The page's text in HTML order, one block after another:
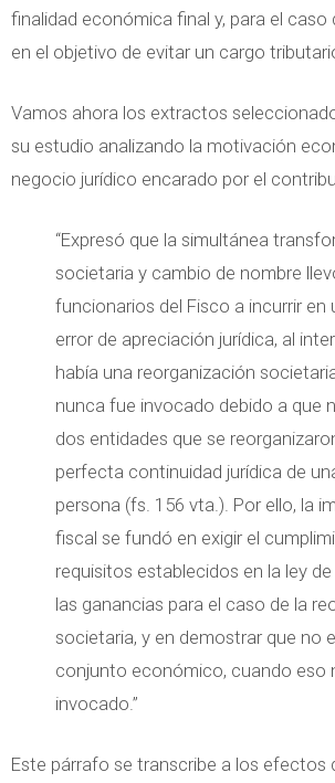
finalidad económica final y, para el
en el objetivo de evitar un cargo
Vamos ahora los extractos
su estudio analizando la motivación
negocio jurídico encarado por el
“Expresó que la simultánea
societaria y cambio de nombre
funcionarios del Fisco a incurrir en
error de apreciación jurídica, al
había una reorganización
nunca fue invocado debido a que
dos entidades que se
perfecta continuidad jurídica de
persona (fs. 156 vta.). Por ello, la
fiscal se fundó en exigir el
requisitos establecidos en la ley
las ganancias para el caso de la
societaria, y en demostrar que no
conjunto económico, cuando eso
invocado.”
Este párrafo se transcribe a los efectos